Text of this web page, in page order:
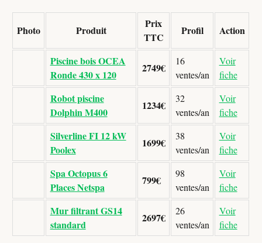
Photo Produit
Prix
TTC
Profil Action
Piscine bois OCEA
Ronde 430 x 120
2749€
16
ventes/an
Voir
fiche
Robot piscine
Dolphin M400
1234€
32
ventes/an
Voir
fiche
Silverline FI 12 kW
Poolex
1699€
38
ventes/an
Voir
fiche
Spa Octopus 6
Places Netspa
799€
98
ventes/an
Voir
fiche
Mur filtrant GS14
standard
2697€
26
ventes/an
Voir
fiche